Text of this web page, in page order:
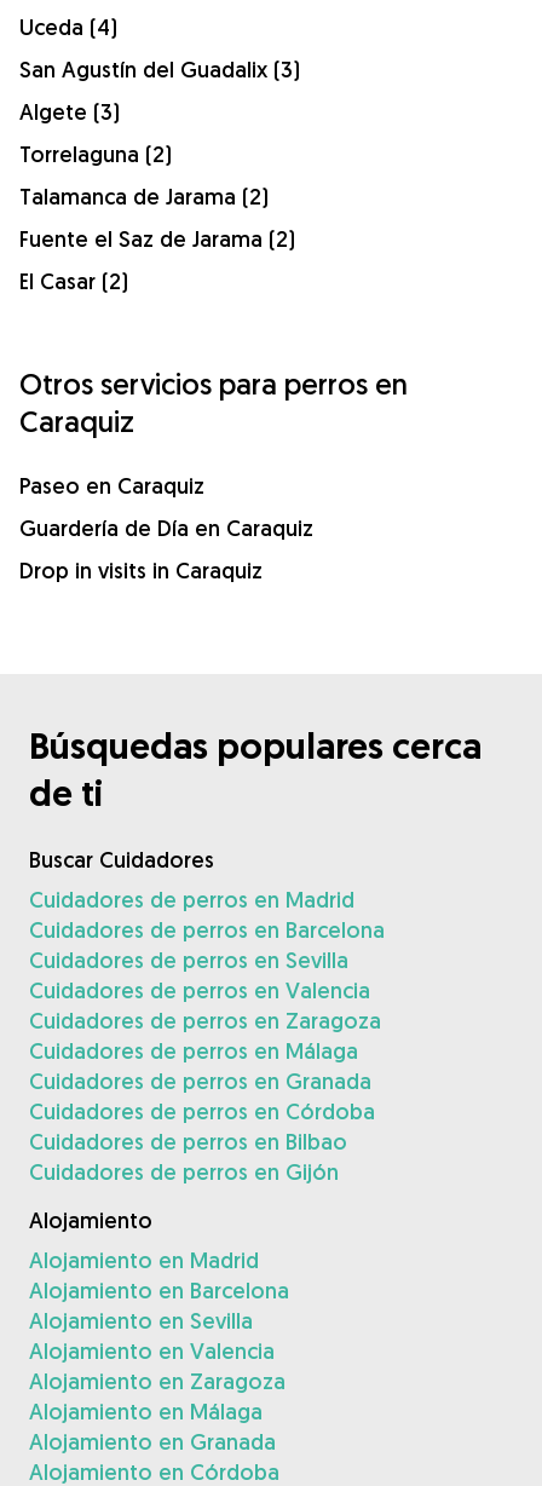
Uceda (4)
San Agustín del Guadalix (3)
Algete (3)
Torrelaguna (2)
Talamanca de Jarama (2)
Fuente el Saz de Jarama (2)
El Casar (2)
Otros servicios para perros en
Caraquiz
Paseo en Caraquiz
Guardería de Día en Caraquiz
Drop in visits in Caraquiz
Búsquedas populares cerca
de ti
Buscar Cuidadores
Cuidadores de perros en Madrid
Cuidadores de perros en Barcelona
Cuidadores de perros en Sevilla
Cuidadores de perros en Valencia
Cuidadores de perros en Zaragoza
Cuidadores de perros en Málaga
Cuidadores de perros en Granada
Cuidadores de perros en Córdoba
Cuidadores de perros en Bilbao
Cuidadores de perros en Gijón
Alojamiento
Alojamiento en Madrid
Alojamiento en Barcelona
Alojamiento en Sevilla
Alojamiento en Valencia
Alojamiento en Zaragoza
Alojamiento en Málaga
Alojamiento en Granada
Alojamiento en Córdoba